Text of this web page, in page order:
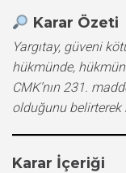
Karar Özeti
Yargıtay, güveni
hükmünde, hükmün
CMK’nın 231.
olduğunu belirterek
Karar İçeriği